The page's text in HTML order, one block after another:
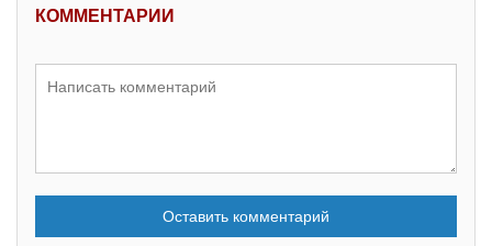
КОММЕНТАРИИ
Оставить комментарий